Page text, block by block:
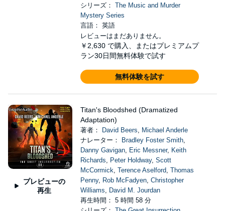
シリーズ： The Music and Murder
Mystery Series
言語： 英語
レビューはまだありません。
￥2,630 で購入、またはプレミアムプ
ラン30日間無料体験で試す
無料体験を試す
プレビューの
再生
Titan's Bloodshed (Dramatized
Adaptation)
著者： David Beers, Michael Anderle
ナレーター：
Bradley Foster Smith,
Danny Gavigan, Eric Messner, Keith
Richards, Peter Holdway, Scott
McCormick, Terence Aselford, Thomas
Penny, Rob McFadyen, Christopher
Williams, David M. Jourdan
再生時間： 5 時間 58 分